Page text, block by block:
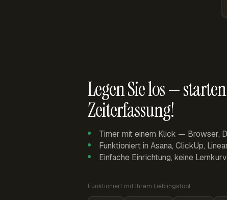
Legen Sie los —
Zeiterfassung!
Timer mit einem Klick — Browser,
Funktioniert in Asana, ClickUp,
Einfache Einrichtung, keine
Funktioniert mit Ihrem Lieblingstool: